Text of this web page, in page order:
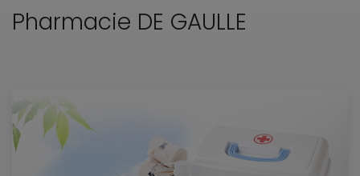
Pharmacie DE GAULLE